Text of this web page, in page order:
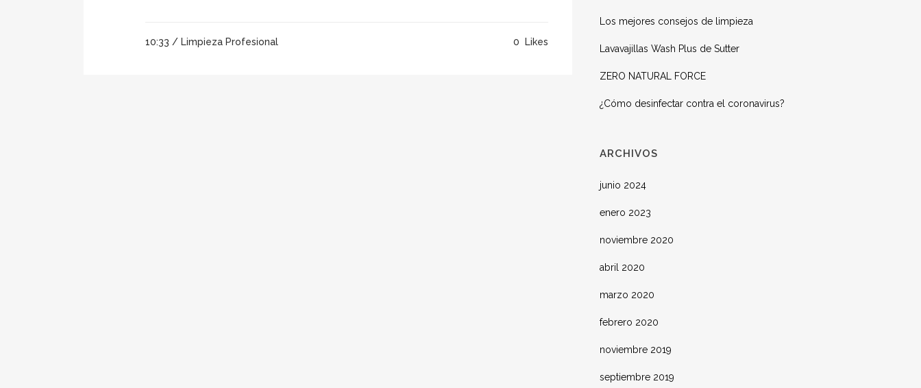
10:33 / Limpieza Profesional 0 Likes
Los mejores consejos de limpieza
Lavavajillas Wash Plus de Sutter
ZERO NATURAL FORCE
¿Cómo desinfectar contra el coronavirus?
ARCHIVOS
junio 2024
enero 2023
noviembre 2020
abril 2020
marzo 2020
febrero 2020
noviembre 2019
septiembre 2019